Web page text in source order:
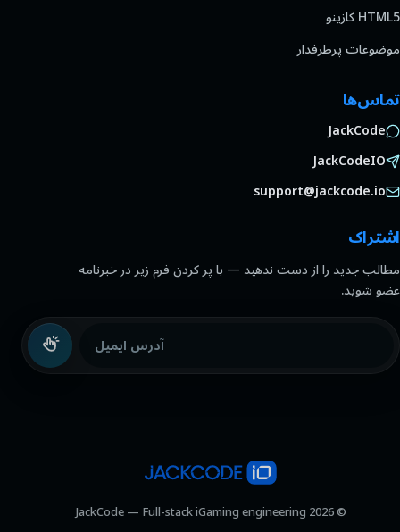
HTML5 کازینو
موضوعات پرطرفدار
تماس‌ها
JackCode
JackCodeIO
support@jackcode.io
اشتراک
مطالب جدید را از دست ندهید — با پر کردن فرم زیر در خبرنامه
عضو شوید.
© 2026 JackCode — Full-stack iGaming engineering